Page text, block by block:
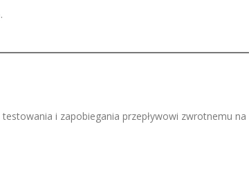
i zapobiegania przepływowi zwrotnemu na